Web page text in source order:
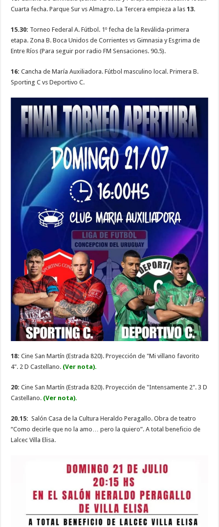
Cuarta fecha. Parque Sur vs Almagro. La Tercera empieza a las13.
15.30: Torneo Federal A. Fútbol. 1º fecha de la Reválida-primera
etapa. Zona B. Boca Unidos de Corrientes vs Gimnasia y Esgrima de
Entre Ríos (Para seguir por radio FM Sensaciones. 90.5).
16: Cancha de María Auxiliadora. Fútbol masculino local. Primera B.
Sporting C vs Deportivo C.
18: Cine San Martín (Estrada 820). Proyección de "Mi villano favorito
4". 2 D Castellano. (Ver nota).
20: Cine San Martín (Estrada 820). Proyección de "Intensamente 2". 3 D
Castellano. (Ver nota).
20.15: Salón Casa de la Cultura Heraldo Peragallo. Obra de teatro
“Como decirle que no la amo… pero la quiero”. A total beneficio de
Lalcec Villa Elisa.